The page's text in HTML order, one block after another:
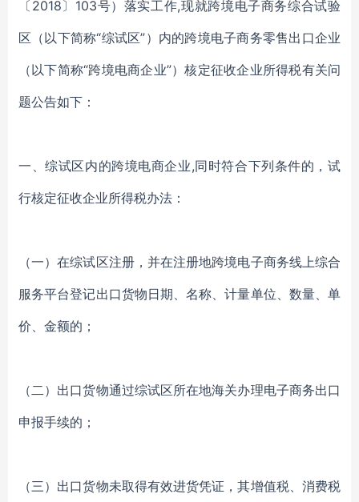
〔2018〕103号）落实工作,现就跨境电子商务综合试验
区（以下简称“综试区”）内的跨境电子商务零售出口企业
（以下简称“跨境电商企业”）核定征收企业所得税有关问
题公告如下：
一、综试区内的跨境电商企业,同时符合下列条件的，试
行核定征收企业所得税办法：
（一）在综试区注册，并在注册地跨境电子商务线上综合
服务平台登记出口货物日期、名称、计量单位、数量、单
价、金额的；
（二）出口货物通过综试区所在地海关办理电子商务出口
申报手续的；
（三）出口货物未取得有效进货凭证，其增值税、消费税